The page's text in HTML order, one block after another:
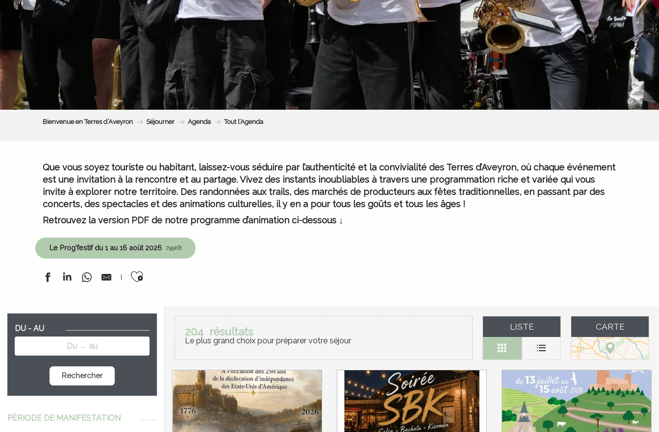
Bienvenue en Terres d’Aveyron Séjourner Agenda Tout l’Agenda
Que vous soyez touriste ou habitant, laissez-vous séduire par l’authenticité et la convivialité des Terres d’Aveyron, où chaque événement
est une invitation à la rencontre et au partage. Vivez des instants inoubliables à travers une programmation riche et variée qui vous
invite à explorer notre territoire. Des randonnées aux trails, des marchés de producteurs aux fêtes traditionnelles, en passant par des
concerts, des spectacles et des animations culturelles, il y en a pour tous les goûts et tous les âges !
Retrouvez la version PDF de notre programme d’animation ci-dessous ↓
Le Prog'festif du 1 au 16 août 2026 799KB
Ajouter aux favoris
DU - AU
Rechercher
PÉRIODE DE MANIFESTATION
204 résultats
Le plus grand choix pour préparer votre séjour
LISTE CARTE